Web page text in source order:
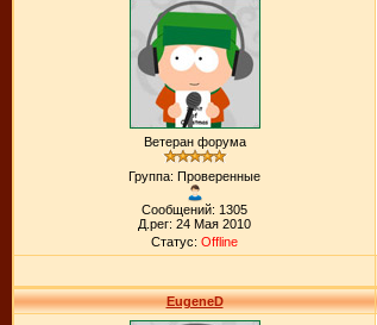
Ветеран форума
Группа: Проверенные
Сообщений: 1305
Д.рег: 24 Мая 2010
Статус: Offline
EugeneD